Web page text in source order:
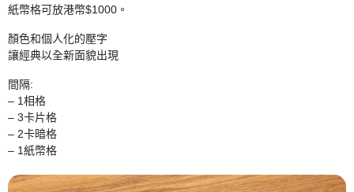
紙幣格可放港幣$1000。
顏色和個人化的壓字
讓經典以全新面貌出現
間隔:
– 1相格
– 3卡片格
– 2卡暗格
– 1紙幣格